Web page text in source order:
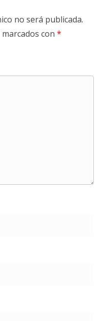
no será publicada.
con *